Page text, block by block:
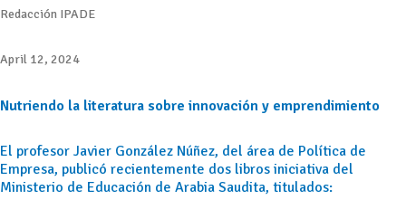
Redacción IPADE
April 12, 2024
Nutriendo la literatura sobre innovación y emprendimiento
El profesor Javier González Núñez, del área de Política de
Empresa, publicó recientemente dos libros iniciativa del
Ministerio de Educación de Arabia Saudita, titulados: